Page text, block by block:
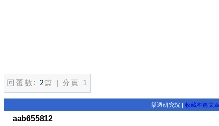
回覆數: 2篇 | 分頁 1
樂透研究院 | 收藏本篇文
aab655812